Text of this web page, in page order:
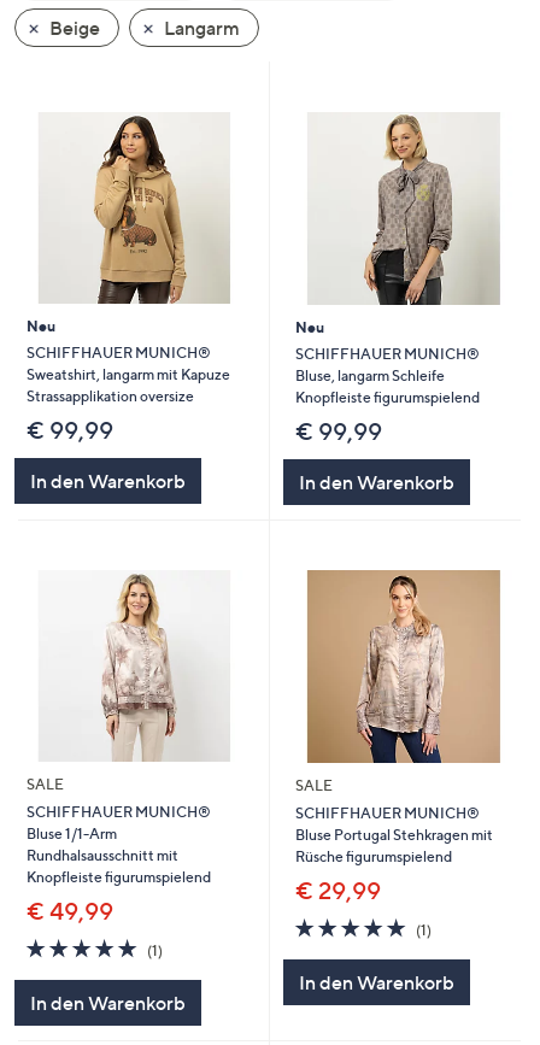
wischen
Sie
diese
anzuzeigen.
Beige
Langarm
Neu
SCHIFFHAUER MUNICH®
Sweatshirt, langarm mit Kapuze
Strassapplikation oversize
€ 99,99
In den Warenkorb
Neu
SCHIFFHAUER MUNICH®
Bluse, langarm Schleife
Knopfleiste figurumspielend
€ 99,99
In den Warenkorb
SALE
SCHIFFHAUER MUNICH®
Bluse 1/1-Arm
Rundhalsausschnitt mit
Knopfleiste figurumspielend
€ 49,99
5.0
von
(1)1
In den Warenkorb
SALE
SCHIFFHAUER MUNICH®
Bluse Portugal Stehkragen mit
Rüsche figurumspielend
€ 29,99
5.0
von
(1)1
In den Warenkorb